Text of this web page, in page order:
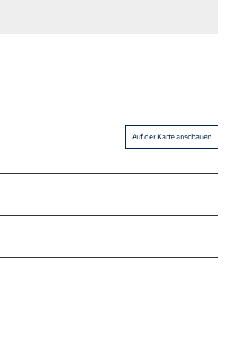
Auf der Karte anschauen